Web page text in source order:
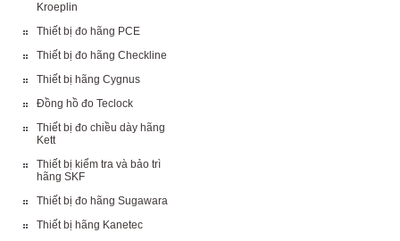
Kroeplin
Thiết bị đo hãng PCE
Thiết bị đo hãng Checkline
Thiết bị hãng Cygnus
Đồng hồ đo Teclock
Thiết bị đo chiều dày hãng
Kett
Thiết bị kiểm tra và bảo trì
hãng SKF
Thiết bị đo hãng Sugawara
Thiết bị hãng Kanetec